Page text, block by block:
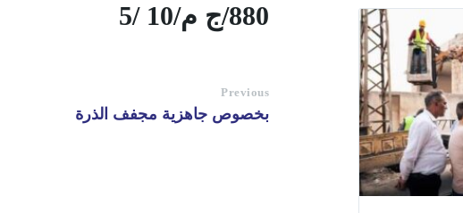
880/ج م/10 /5
Previous
بخصوص جاهزية مجفف الذرة